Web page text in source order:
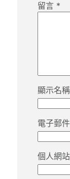
留言 *
顯示名稱
電子郵
個人網